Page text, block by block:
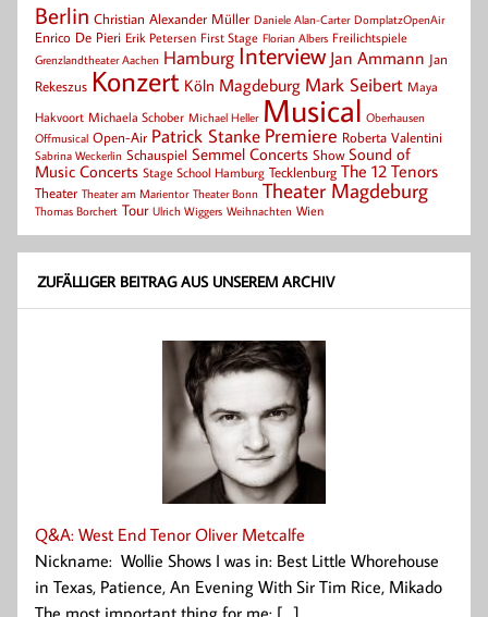
Berlin Christian Alexander Müller Daniele Alan-Carter DomplatzOpenAir
Enrico De Pieri Erik Petersen First Stage Florian Albers Freilichtspiele
Grenzlandtheater Aachen Hamburg Interview Jan Ammann Jan
Rekeszus Konzert Köln Magdeburg Mark Seibert Maya
Hakvoort Michaela Schober Michael Heller Musical Oberhausen
Offmusical Open-Air Patrick Stanke Premiere Roberta Valentini
Sabrina Weckerlin Schauspiel Semmel Concerts Show Sound of
Music Concerts Stage School Hamburg Tecklenburg The 12 Tenors
Theater Theater am Marientor Theater Bonn Theater Magdeburg
Thomas Borchert Tour Ulrich Wiggers Weihnachten Wien
ZUFÄLLIGER BEITRAG AUS UNSEREM ARCHIV
Q&A: West End Tenor Oliver Metcalfe
Nickname: Wollie Shows I was in: Best Little Whorehouse
in Texas, Patience, An Evening With Sir Tim Rice, Mikado